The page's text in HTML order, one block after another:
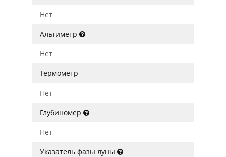
Нет
Альтиметр
Нет
Термометр
Нет
Глубиномер
Нет
Указатель фазы луны